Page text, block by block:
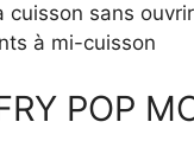
sans
à mi-cuisson
POP